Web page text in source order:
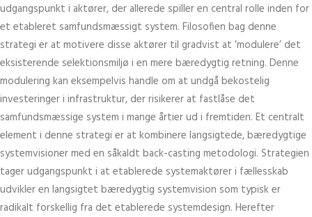
udgangspunkt i aktører, der allerede spiller en central rolle inden for
et etableret samfundsmæssigt system. Filosofien bag denne
strategi er at motivere disse aktører til gradvist at ’modulere’ det
eksisterende selektionsmiljø i en mere bæredygtig retning. Denne
modulering kan eksempelvis handle om at undgå bekostelig
investeringer i infrastruktur, der risikerer at fastlåse det
samfundsmæssige system i mange årtier ud i fremtiden. Et centralt
element i denne strategi er at kombinere langsigtede, bæredygtige
systemvisioner med en såkaldt back-casting metodologi. Strategien
tager udgangspunkt i at etablerede systemaktører i fællesskab
udvikler en langsigtet bæredygtig systemvision som typisk er
radikalt forskellig fra det etablerede systemdesign. Herefter